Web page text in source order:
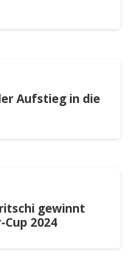
Aufstieg in die
gewinnt
2024